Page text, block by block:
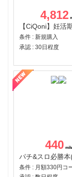
4,812
条件 : 新規購入
承認 : 30日程度
440